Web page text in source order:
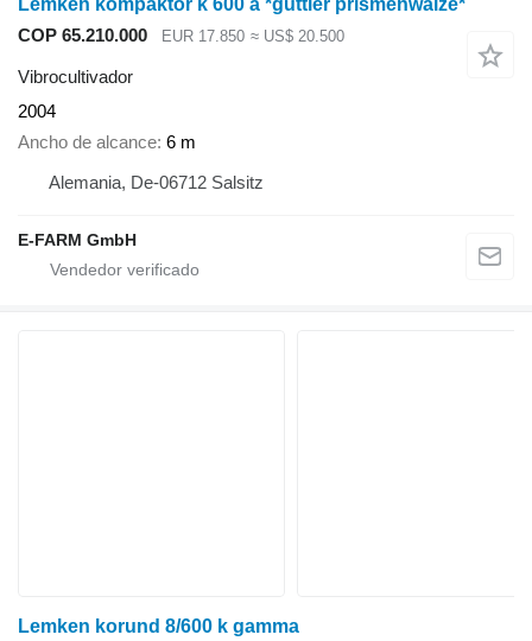
Lemken kompaktor k 600 a *güttler prismenwalze*
COP 65.210.000
EUR 17.850 ≈ US$ 20.500
Vibrocultivador
2004
Ancho de alcance 6 m
Alemania, De-06712 Salsitz
E-FARM GmbH
Lemken korund 8/600 k gamma